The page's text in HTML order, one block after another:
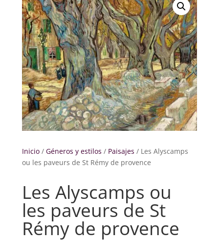
Inicio/ Géneros y estilos / Paisajes / Les Alyscamps
ou les paveurs de St Rémy de provence
Les Alyscamps ou
les paveurs de St
Rémy de provence